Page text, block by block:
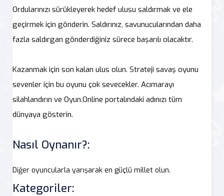
Ordularınızı sürükleyerek hedef ulusu saldırmak ve ele
geçirmek için gönderin. Saldırınız, savunucularından daha
fazla saldırgan gönderdiğiniz sürece başarılı olacaktır.
Kazanmak için son kalan ulus olun. Strateji savaş oyunu
sevenler için bu oyunu çok sevecekler. Acımarayı
silahlandırın ve Oyun.Online portalındaki adınızı tüm
dünyaya gösterin.
Nasıl Oynanır?:
Diğer oyuncularla yarışarak en güçlü millet olun.
Kategoriler: